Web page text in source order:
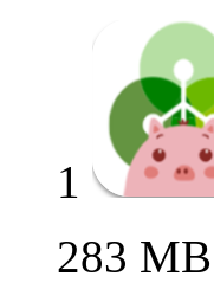
1
283 MB